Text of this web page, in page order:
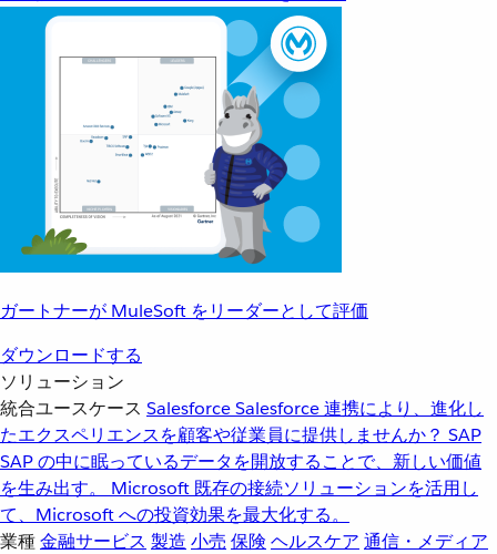
ガートナーが MuleSoft をリーダーとして評価
ダウンロードする
ソリューション
統合ユースケース SalesforceSalesforce 連携により、進化し
たエクスペリエンスを顧客や従業員に提供しませんか？ SAP
SAP の中に眠っているデータを開放することで、新しい価値
を生み出す。
Microsoft 既存の接続ソリューションを活用し
て、Microsoft への投資効果を最大化する。
業種金融サービス 製造 小売 保険 ヘルスケア 通信・メディア